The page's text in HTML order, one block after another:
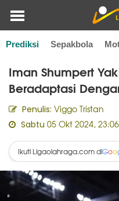
Prediksi Sepakbola
Home Basket
Iman Shumpert
Beradaptasi
Penulis: Viggo Tristan
Sabtu 05 Okt 2024,
Ikuti Ligaolahraga.com diGoo